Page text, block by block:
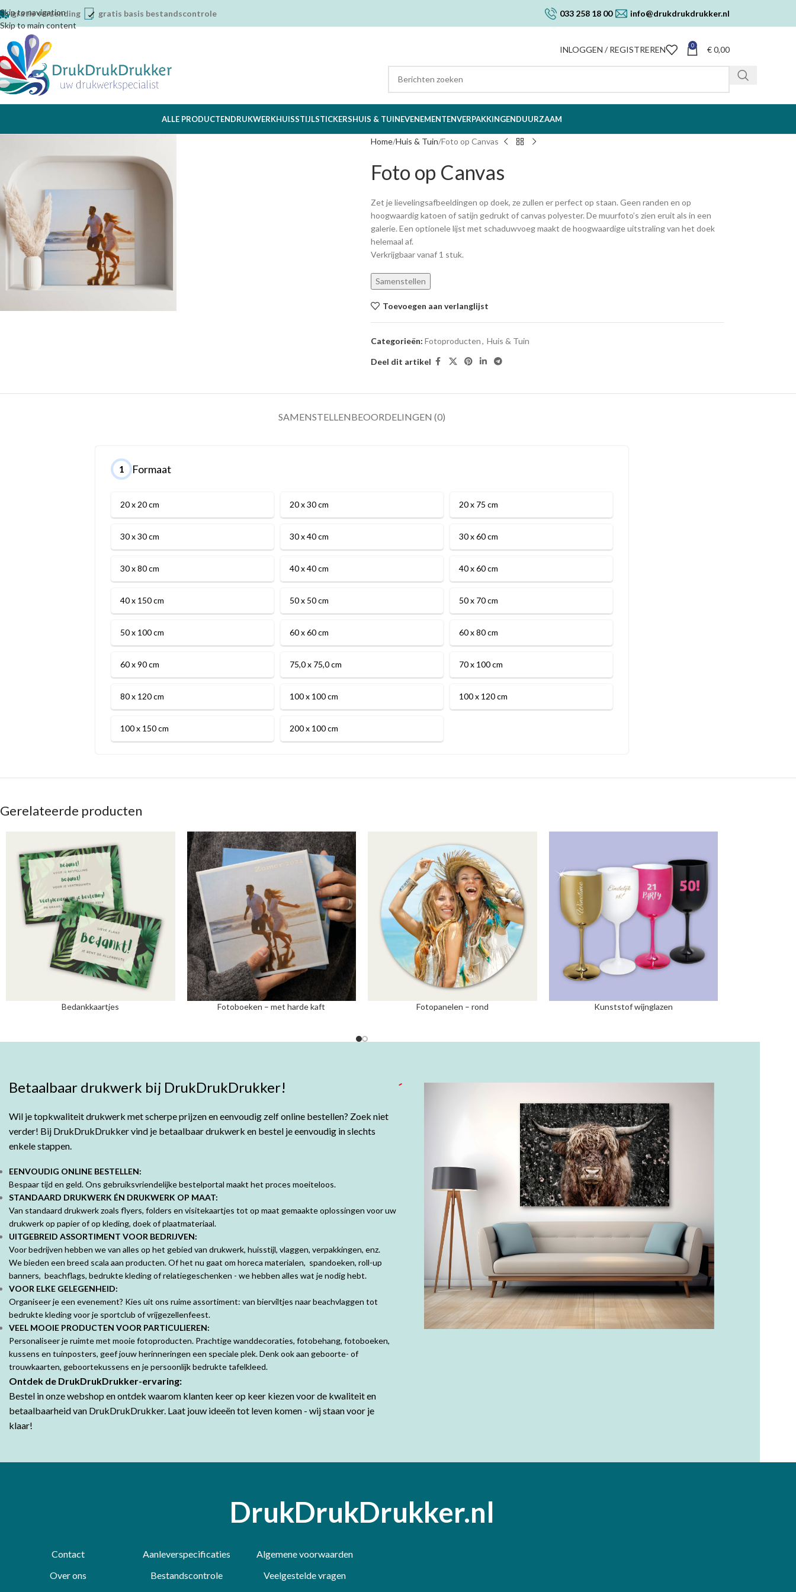
Skip to navigation
Skip to main content
gratis verzending gratis basis bestandscontrole 033 258 18 00 info@drukdrukdrukker.nl
INLOGGEN / REGISTREREN 0 €0,00
ALLE PRODUCTENDRUKWERKHUISSTIJLSTICKERSHUIS & TUINEVENEMENTENVERPAKKINGENDUURZAAM
Home Huis & Tuin Foto op Canvas
Foto op Canvas
Zet je lievelingsafbeeldingen op doek, ze zullen er perfect op staan. Geen randen en op
hoogwaardig katoen of satijn gedrukt of canvas polyester. De muurfoto’s zien eruit als in een
galerie. Een optionele lijst met schaduwvoeg maakt de hoogwaardige uitstraling van het doek
helemaal af.
Verkrijgbaar vanaf 1 stuk.
Samenstellen
Toevoegen aan verlanglijst
Categorieën: Fotoproducten, Huis & Tuin
Deel dit artikel
SAMENSTELLENBEOORDELINGEN (0)
1 Formaat
20 x 20 cm 20 x 30 cm 20 x 75 cm
30 x 30 cm 30 x 40 cm 30 x 60 cm
30 x 80 cm 40 x 40 cm 40 x 60 cm
40 x 150 cm 50 x 50 cm 50 x 70 cm
50 x 100 cm 60 x 60 cm 60 x 80 cm
60 x 90 cm 75,0 x 75,0 cm 70 x 100 cm
80 x 120 cm 100 x 100 cm 100 x 120 cm
100 x 150 cm 200 x 100 cm
Gerelateerde producten
Bedankkaartjes Fotoboeken – met harde kaft Fotopanelen – rond Kunststof wijnglazen
Betaalbaar drukwerk bij DrukDrukDrukker!
Wil je topkwaliteit drukwerk met scherpe prijzen en eenvoudig zelf online bestellen? Zoek niet
verder! Bij DrukDrukDrukker vind je betaalbaar drukwerk en bestel je eenvoudig in slechts
enkele stappen.
EENVOUDIG ONLINE BESTELLEN:
Bespaar tijd en geld. Ons gebruiksvriendelijke bestelportal maakt het proces moeiteloos.
STANDAARD DRUKWERK ÉN DRUKWERK OP MAAT:
Van standaard drukwerk zoals flyers, folders en visitekaartjes tot op maat gemaakte oplossingen voor uw
drukwerk op papier of op kleding, doek of plaatmateriaal.
UITGEBREID ASSORTIMENT VOOR BEDRIJVEN:
Voor bedrijven hebben we van alles op het gebied van drukwerk, huisstijl, vlaggen, verpakkingen, enz.
We bieden een breed scala aan producten. Of het nu gaat om horeca materialen, spandoeken, roll-up
banners, beachflags, bedrukte kleding of relatiegeschenken - we hebben alles wat je nodig hebt.
VOOR ELKE GELEGENHEID:
Organiseer je een evenement? Kies uit ons ruime assortiment: van bierviltjes naar beachvlaggen tot
bedrukte kleding voor je sportclub of vrijgezellenfeest.
VEEL MOOIE PRODUCTEN VOOR PARTICULIEREN:
Personaliseer je ruimte met mooie fotoproducten. Prachtige wanddecoraties, fotobehang, fotoboeken,
kussens en tuinposters, geef jouw herinneringen een speciale plek. Denk ook aan geboorte- of
trouwkaarten, geboortekussens en je persoonlijk bedrukte tafelkleed.
Ontdek de DrukDrukDrukker-ervaring:
Bestel in onze webshop en ontdek waarom klanten keer op keer kiezen voor de kwaliteit en
betaalbaarheid van DrukDrukDrukker. Laat jouw ideeën tot leven komen - wij staan voor je
klaar!
DrukDrukDrukker.nl
Contact
Over ons
Aanleverspecificaties
Bestandscontrole
Algemene voorwaarden
Veelgestelde vragen